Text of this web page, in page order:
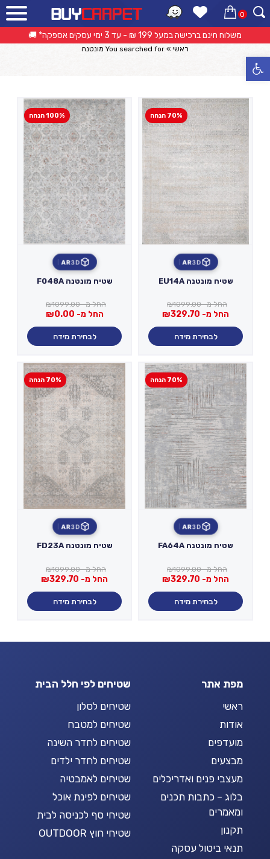
פתח סרגל נגישות
משלוח חינם ברכישה במעל 199 ₪ - עד 3 ימי עסקים אספקה* 🚚
0 תוצאות חיפוש: מונטנה
ראשי » You searched for מונטנה
70% הנחה
3D
AR
שטיח מונטנה EU14A
החל מ- ₪1099.00
החל מ- ₪329.70
לבחירת מידה
100% הנחה
3D
AR
שטיח מונטנה F048A
החל מ- ₪1099.00
החל מ- ₪0.00
לבחירת מידה
70% הנחה
3D
AR
שטיח מונטנה FA64A
החל מ- ₪1099.00
החל מ- ₪329.70
לבחירת מידה
70% הנחה
3D
AR
שטיח מונטנה FD23A
החל מ- ₪1099.00
החל מ- ₪329.70
לבחירת מידה
מפת אתר
ראשי
אודות
מועדפים
מבצעים
מעצבי פנים ואדריכלים
בלוג – כתבות תכנים
ומאמרים
תקנון
תנאי ביטול עסקה
שטיחים לפי חלל הבית
שטיחים לסלון
שטיחים למטבח
שטיחים לחדר השינה
שטיחים לחדר ילדים
שטיחים לאמבטיה
שטיחים לפינת אוכל
שטיחי סף לכניסה לבית
שטיחי חוץ OUTDOOR